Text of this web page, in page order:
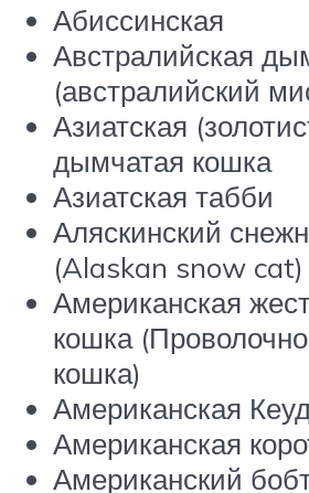
Абиссинская
Австралийская
(австралийский
Азиатская
дымчатая кошка
Азиатская табби
Аляскинский
(Alaskan snow cat)
Американская
кошка
кошка)
Американская
Американская
Американский